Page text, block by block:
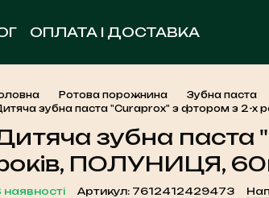
ОПЛАТА І ДОСТАВКА
Ротова порожнина
Зубна паста
зубна паста "Curaprox" з фтором з 2-х
зубна паста
ПОЛУНИЦЯ,
наявності Артикул: 7612412429473